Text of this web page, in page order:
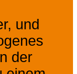
und
der